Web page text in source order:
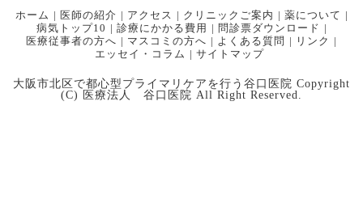
ホーム | 医師の紹介 | アクセス | クリニックご案内 | 薬について |
病気トップ10 | 診療にかかる費用 | 問診票ダウンロード |
医療従事者の方へ | マスコミの方へ | よくある質問 | リンク |
エッセイ・コラム | サイトマップ
大阪市北区で都心型プライマリケアを行う谷口医院 Copyright
(C) 医療法人 谷口医院 All Right Reserved.